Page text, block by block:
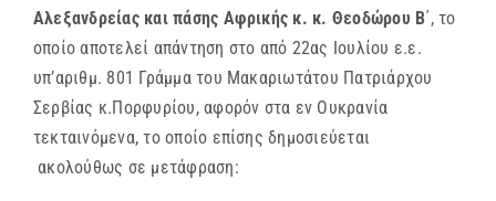
Αλεξανδρείας και πάσης Αφρικής κ. κ. Θεοδώρου Β΄, το
οποίο αποτελεί απάντηση στο από 22ας Ιουλίου ε.ε.
υπ’αριθμ. 801 Γράμμα του Μακαριωτάτου Πατριάρχου
Σερβίας κ.Πορφυρίου, αφορόν στα εν Ουκρανία
τεκταινόμενα, το οποίο επίσης δημοσιεύεται
ακολούθως σε μετάφραση: